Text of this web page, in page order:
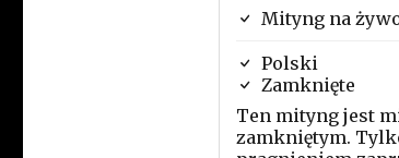
Mityng na
Polski
Zamknięte
Ten mityng jest
zamkniętym.